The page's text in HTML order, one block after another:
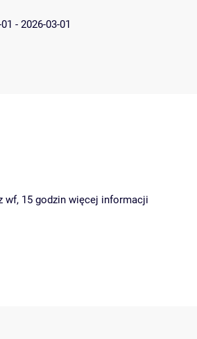
- 2026-03-01
wf, 15 godzin więcej informacji